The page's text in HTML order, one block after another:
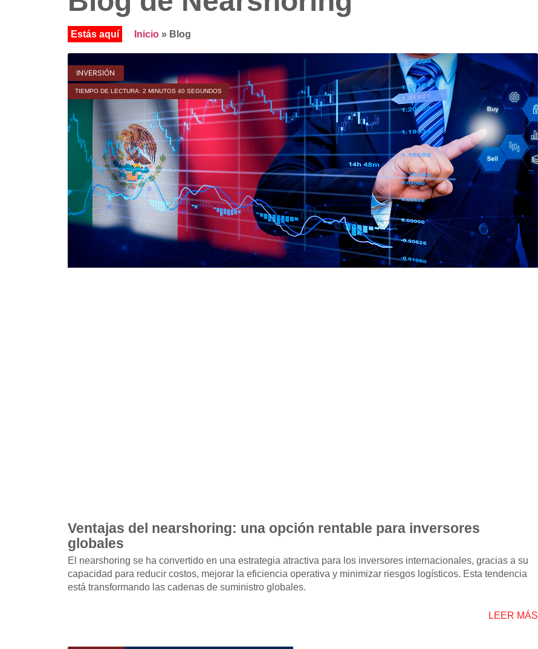
Inicio » Blog
INVERSIÓN
Ventajas del nearshoring: una opción rentable para inversores
globales
TIEMPO DE LECTURA: 2 MINUTOS 40 SEGUNDOS
El nearshoring se ha convertido en una estrategia atractiva para los inversores internacionales, gracias a su
capacidad para reducir costos, mejorar la eficiencia operativa y minimizar riesgos logísticos. Esta tendencia
está transformando las cadenas de suministro globales.
LEER MÁS